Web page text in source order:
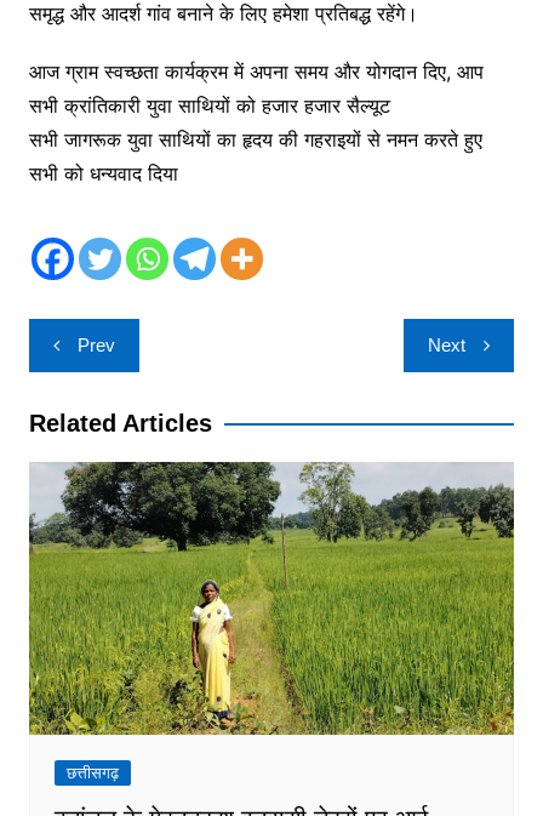
समृद्ध और आदर्श गांव बनाने के लिए हमेशा प्रतिबद्ध रहेंगे।
आज ग्राम स्वच्छता कार्यक्रम में अपना समय और योगदान दिए, आप
सभी क्रांतिकारी युवा साथियों को हजार हजार सैल्यूट
सभी जागरूक युवा साथियों का हृदय की गहराइयों से नमन करते हुए
सभी को धन्यवाद दिया
Post
navigation
Prev Next
Related Articles
छत्तीसगढ़